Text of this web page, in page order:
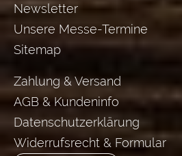
Newsletter
Unsere Messe-Termine
Sitemap
Zahlung & Versand
AGB & Kundeninfo
Datenschutzerklärung
Widerrufsrecht & Formular